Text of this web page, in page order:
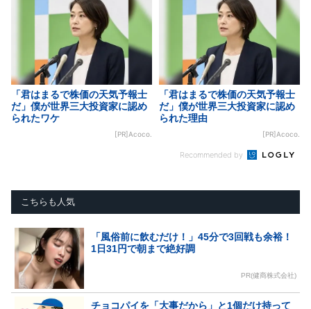
「君はまるで株価の天気予報士
だ」僕が世界三大投資家に認め
られたワケ
[PR]Acoco.
「君はまるで株価の天気予報士
だ」僕が世界三大投資家に認め
られた理由
[PR]Acoco.
Recommended by
こちらも人気
「風俗前に飲むだけ！」45分で3回戦も余裕！
1日31円で朝まで絶好調
PR(健商株式会社)
チョコパイを「大事だから」と1個だけ持って